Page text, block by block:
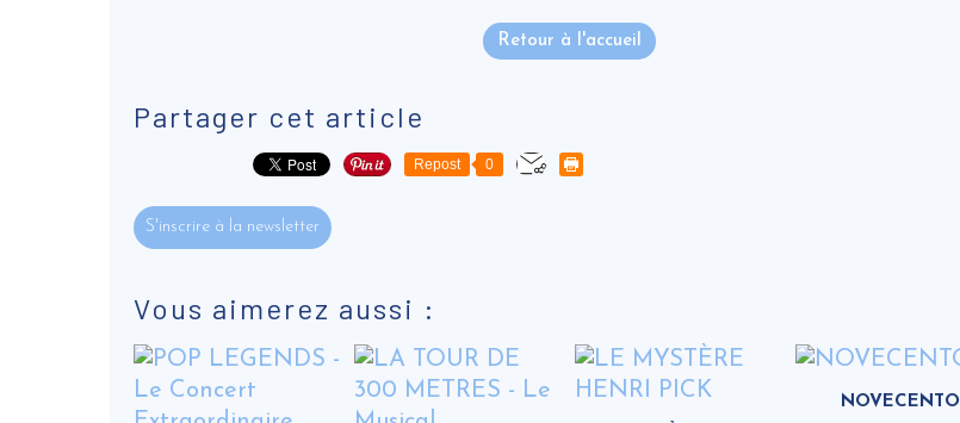
Retour à l'accueil
Partager cet article
Repost 0
S'inscrire à la newsletter
Vous aimerez aussi :
NOVECENTO